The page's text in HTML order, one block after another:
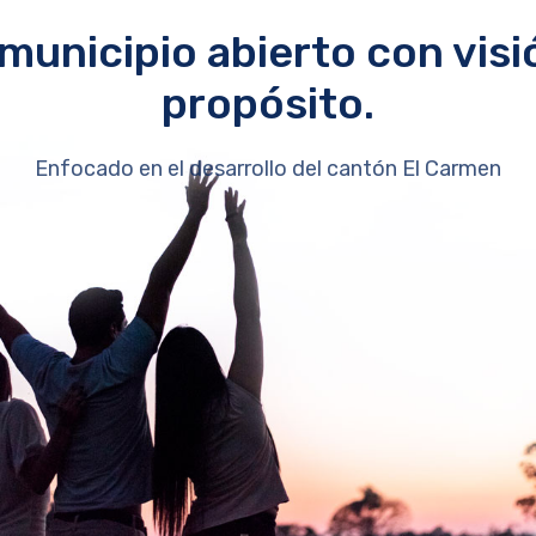
abierto con
propósito.
Enfocado en el desarrollo del cantón El Carmen